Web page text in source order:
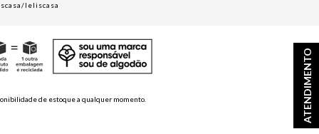
ATENDIMENTO
/leliscasa
de estoque a qualquer momento.